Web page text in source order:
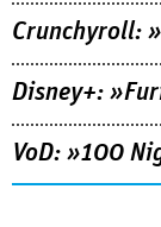
Crunchyroll:
Disney+:
VoD: »100